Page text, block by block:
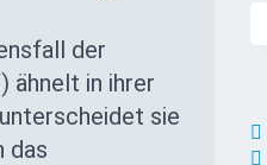
der
ähnelt in ihrer
sie
das